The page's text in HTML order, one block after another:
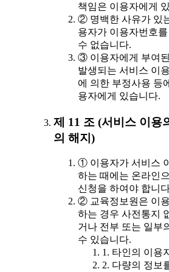
책임은 이용자에게
② 명백한 사유가 있
용자가 이용자번호
수 없습니다.
③ 이용자에게 부여
발생되는 서비스 이
에 의한 부정사용 등
용자에게 있습니다.
제 11 조 (서비스 이용
의 해지)
① 이용자가 서비스
하는 때에는 온라인
신청을 하여야 합니
② 교육정보원은 이
하는 경우 사전통지
거나 전부 또는 일부
수 있습니다.
1. 타인의 이용
2. 다량의 정보